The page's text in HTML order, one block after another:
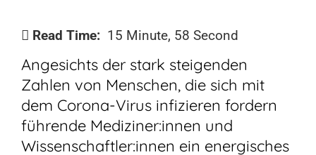
Read Time: 15 Minute, 58 Second
Angesichts der stark steigenden
Zahlen von Menschen, die sich mit
dem Corona-Virus infizieren fordern
führende Mediziner:innen und
Wissenschaftler:innen ein energisches